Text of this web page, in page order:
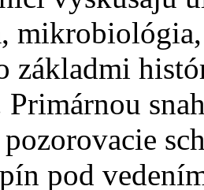
základmi
Primárnou
pod